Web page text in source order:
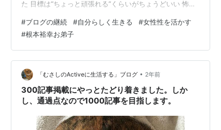
た 目標は“ちょっと頑張れる”くらいがちょうどいい 怖く
心”を 「自分らしさ」は、真似じゃなく“内側”から生まれ
る ６月のご案内 しゅうこカウンセラーと中辻はるかカウ
ンセラーは私のお弟子同期です。 この日は、心理の話を
したり、ブログの話をしたりしました。 最近、なぜかわ
からないけれど、ブログを書き続けることができるよう
になってきまし…
#ブログの継続 #自分らしく生きる #女性性を活かす
#根本裕幸お弟子
「むさしのActiveに生活する」ブログ • 2年前
300記事掲載にやっとたどり着きました。しか
し、通過点なので1000記事を目指します。